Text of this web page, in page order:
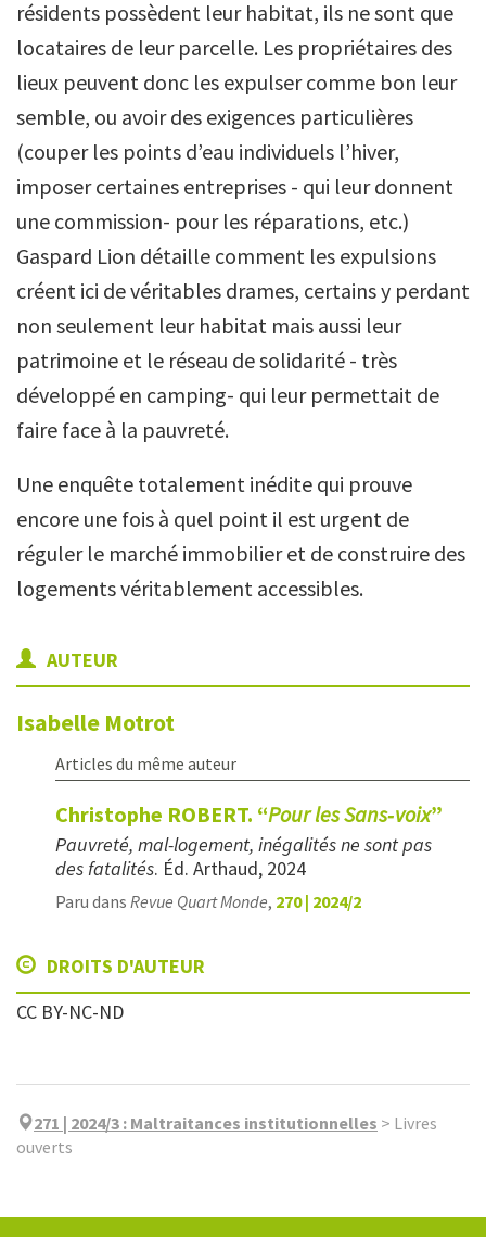
résidents possèdent leur habitat, ils ne sont que
locataires de leur parcelle. Les propriétaires des
lieux peuvent donc les expulser comme bon leur
semble, ou avoir des exigences particulières
(couper les points d’eau individuels l’hiver,
imposer certaines entreprises - qui leur donnent
une commission- pour les réparations, etc.)
Gaspard Lion détaille comment les expulsions
créent ici de véritables drames, certains y perdant
non seulement leur habitat mais aussi leur
patrimoine et le réseau de solidarité - très
développé en camping- qui leur permettait de
faire face à la pauvreté.
Une enquête totalement inédite qui prouve
encore une fois à quel point il est urgent de
réguler le marché immobilier et de construire des
logements véritablement accessibles.
AUTEUR
Isabelle Motrot
Articles du même auteur
Christophe ROBERT. “Pour les Sans‑voix”
Pauvreté, mal-logement, inégalités ne sont pas
des fatalités. Éd. Arthaud, 2024
Paru dans Revue Quart Monde, 270 | 2024/2
DROITS D'AUTEUR
CC BY-NC-ND
271 | 2024/3 : Maltraitances institutionnelles > Livres
ouverts